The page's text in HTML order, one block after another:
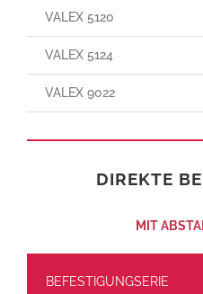
VALEX 5120
VALEX 5124
VALEX 9022
DIREKTE
MIT
BEFESTIGUNGSERIE